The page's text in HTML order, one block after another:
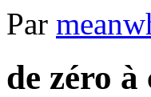
Par
de zéro à